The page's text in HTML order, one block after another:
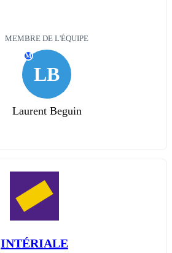
MEMBRE DE L'ÉQUIPE
LB
M
Laurent Beguin
INTÉRIALE